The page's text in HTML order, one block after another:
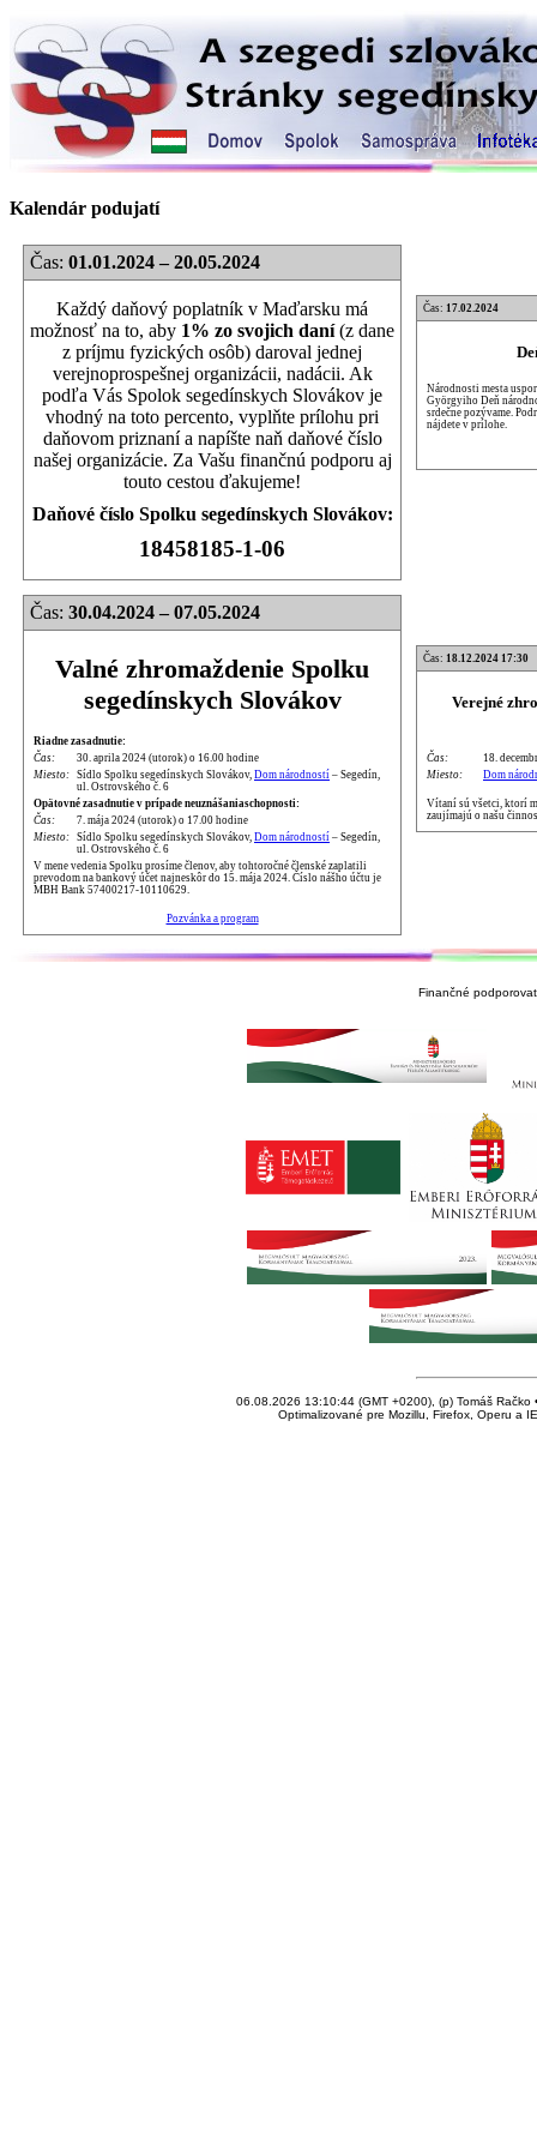
Kalendár podujatí
Čas: 01.01.2024 – 20.05.2024
Každý daňový poplatník v Maďarsku má
možnosť na to, aby 1% zo svojich daní(z dane
z príjmu fyzických osôb) daroval jednej
verejnoprospešnej organizácii, nadácii. Ak
podľa Vás Spolok segedínskych Slovákov je
vhodný na toto percento, vyplňte prílohu pri
daňovom priznaní a napíšte naň daňové číslo
našej organizácie. Za Vašu finančnú podporu aj
touto cestou ďakujeme!
Daňové číslo Spolku segedínskych Slovákov:
18458185-1-06
Čas: 17.02.2024
Národnosti mesta
Györgyiho Deň
srdečne pozývame.
nájdete v prílohe.
Čas: 30.04.2024 – 07.05.2024
Valné zhromaždenie Spolku
segedínskych Slovákov
Riadne zasadnutie:
Čas:
30. aprila 2024 (utorok) o 16.00 hodine
Miesto: Sídlo Spolku segedínskych Slovákov, Dom národností – Segedín,
ul. Ostrovského č. 6
Opätovné zasadnutie v prípade neuznášaniaschopnosti:
Čas:
7. mája 2024 (utorok) o 17.00 hodine
Miesto: Sídlo Spolku segedínskych Slovákov, Dom národností – Segedín,
ul. Ostrovského č. 6
V mene vedenia Spolku prosíme členov, aby tohtoročné členské zaplatili
prevodom na bankový účet najneskôr do 15. mája 2024. Číslo nášho účtu je
MBH Bank 57400217-10110629.
Pozvánka a program
Čas: 18.12.2024 17:30
Verejné
Čas:
18.
Miesto:
Dom
Vítaní sú všetci, ktorí
zaujímajú o našu
Finančné
06.08.2026 13:10:44 (GMT +0200), (p) Tomáš Račko
Optimalizované pre Mozillu, Firefox, Operu a